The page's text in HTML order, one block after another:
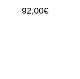
92,00€